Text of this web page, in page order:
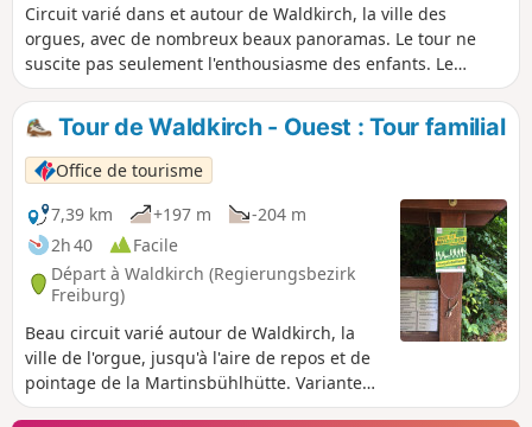
Circuit varié dans et autour de Waldkirch, la ville des
orgues, avec de nombreux beaux panoramas. Le tour ne
suscite pas seulement l'enthousiasme des enfants. Le
sentier des chevaliers et en particulier le château de
Kastelburg invitent à toutes sortes de jeux. Mais la vue
étendue jusqu'au Kaiserstuhl, par-delà Waldkirch et le
Kandel est également une expérience formidable.
Tour de Waldkirch - Ouest : Tour familial
Office de tourisme
7,39 km
+197 m
-204 m
2h 40
Facile
Départ à Waldkirch (Regierungsbezirk
Freiburg)
Beau circuit varié autour de Waldkirch, la
ville de l'orgue, jusqu'à l'aire de repos et de
pointage de la Martinsbühlhütte. Variante
plus courte pour les familles.